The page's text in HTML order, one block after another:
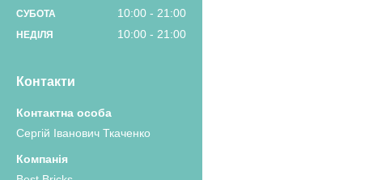
СУБОТА 10:00 21:00
НЕДІЛЯ 10:00 21:00
Контакти
Сергій Іванович Ткаченко